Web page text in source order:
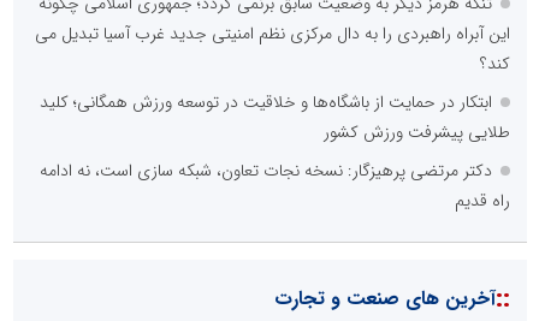
این آبراه راهبردی را به دال مرکزی نظم امنیتی جدید غرب آسیا تبدیل می
کند؟
ابتکار در حمایت از باشگاه‌ها و خلاقیت در توسعه ورزش همگانی؛ کلید
طلایی پیشرفت ورزش کشور
دکتر مرتضی پرهیزگار: نسخه نجات تعاون، شبکه سازی است، نه ادامه
راه قدیم
::آخرین های صنعت و تجارت